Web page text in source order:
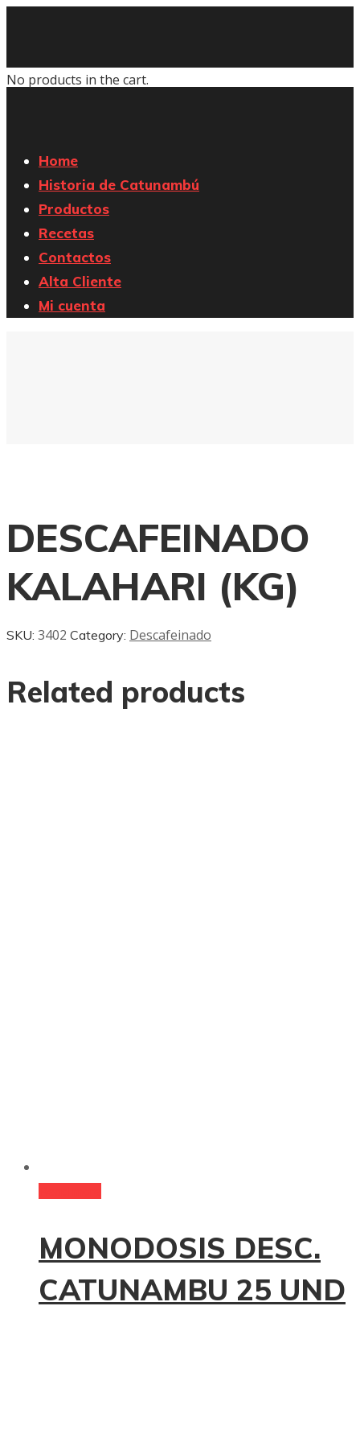
No products in the cart.
Home
Historia de Catunambú
Productos
Recetas
Contactos
Alta Cliente
Mi cuenta
DESCAFEINADO
KALAHARI (KG)
SKU: 3402 Category: Descafeinado
Related products
MONODOSIS DESC.
CATUNAMBU 25 UND